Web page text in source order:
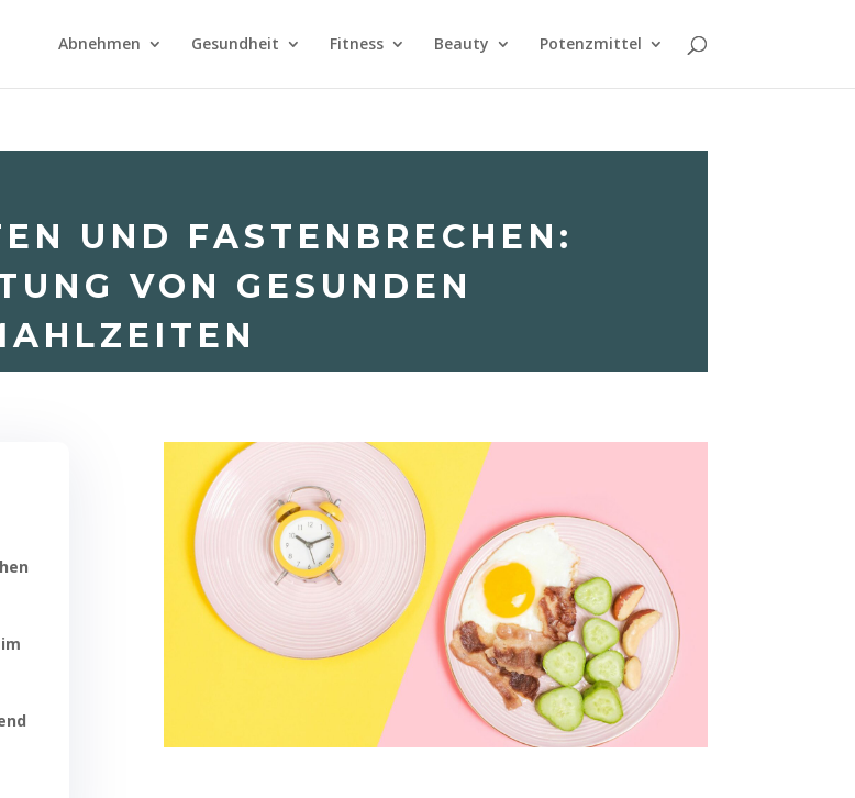
Abnehmen Gesundheit Fitness Beauty Potenzmittel
UND FASTENBRECHEN:
VON GESUNDEN